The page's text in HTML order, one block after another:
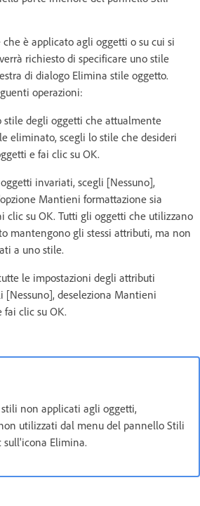
è applicato agli oggetti o su cui si
richiesto di specificare uno stile
di dialogo Elimina stile oggetto.
operazioni:
stile degli oggetti che attualmente
eliminato, scegli lo stile che desideri
e fai clic su OK.
invariati, scegli [Nessuno],
Mantieni formattazione sia
clic su OK. Tutti gli oggetti che utilizzano
mantengono gli stessi attributi, ma non
a uno stile.
le impostazioni degli attributi
[Nessuno], deseleziona Mantieni
clic su OK.
non applicati agli oggetti,
utilizzati dal menu del pannello Stili
Elimina.